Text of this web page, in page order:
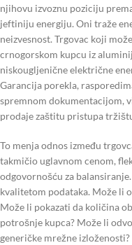
njihovu izvoznu poziciju
jeftiniju energiju. Oni traže
neizvesnost. Trgovac koji
crnogorskom kupcu iz
niskougljenične električne
Garancija porekla,
spremnom dokumentacijom,
prodaje zaštitu pristupa
To menja odnos između
takmičio uglavnom cenom,
odgovornošću za
kvalitetom podataka. Može li
Može li pokazati da količina
potrošnje kupca? Može li
generičke mrežne